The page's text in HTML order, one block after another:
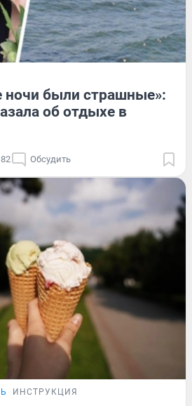
ночи были страшные»:
об отдыхе в
82 Обсудить
ИНСТРУКЦИЯ